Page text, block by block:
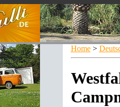
Home >